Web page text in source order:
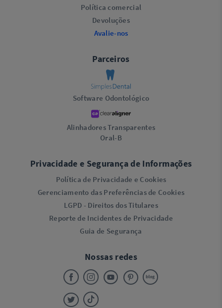
Política comercial
Devoluções
Avalie-nos
Parceiros
Software Odontológico
Alinhadores Transparentes
Oral-B
Privacidade e Segurança de Informações
Política de Privacidade e Cookies
Gerenciamento das Preferências de Cookies
LGPD - Direitos dos Titulares
Reporte de Incidentes de Privacidade
Guia de Segurança
Nossas redes